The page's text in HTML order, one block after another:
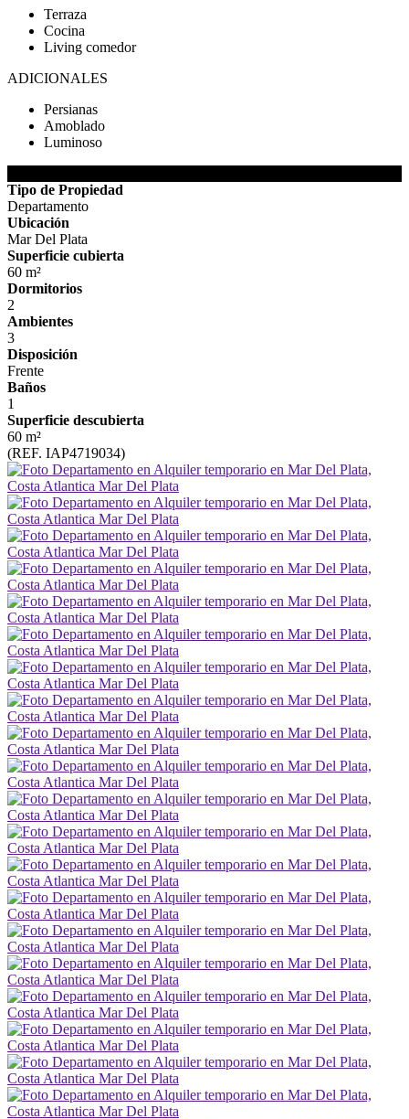
Terraza
Cocina
Living comedor
ADICIONALES
Persianas
Amoblado
Luminoso
Tipo de Propiedad
Departamento
Ubicación
Mar Del Plata
Superficie cubierta
60 m²
Dormitorios
2
Ambientes
3
Disposición
Frente
Baños
1
Superficie descubierta
60 m²
(REF. IAP4719034)